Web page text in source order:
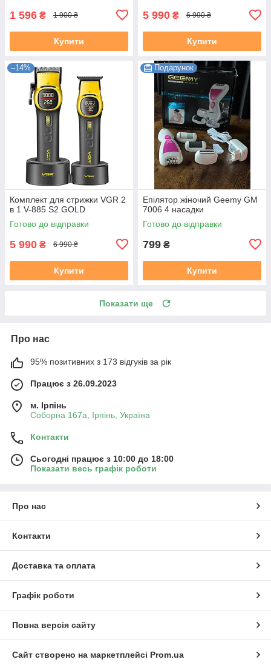
1 596 ₴ 1 900 ₴
Купити
5 990 ₴ 6 990 ₴
Купити
–14%
Комплект для стрижки VGR 2
в 1 V-885 S2 GOLD
Готово до відправки
5 990 ₴ 6 990 ₴
Купити
Подарунок
Епілятор жіночий Geemy GM
7006 4 насадки
Готово до відправки
799 ₴
Купити
Показати ще
Про нас
95% позитивних з 173 відгуків за рік
Працює з 26.09.2023
м. Ірпінь
Соборна 167а, Ірпінь, Україна
Контакти
Сьогодні працює з 10:00 до 18:00
Показати весь графік роботи
Про нас
Контакти
Доставка та оплата
Графік роботи
Повна версія сайту
Сайт створено на маркетплейсі Prom.ua